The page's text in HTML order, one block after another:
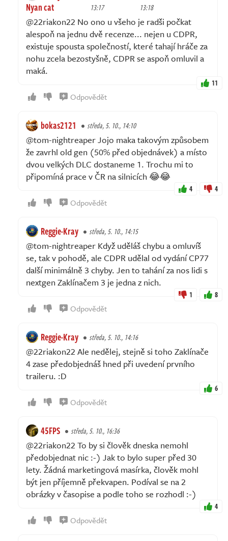
Nyan cat
13:17
13:18
@22riakon22 No ono u všeho je radši počkat
alespoň na jednu dvě recenze... nejen u CDPR,
existuje spousta společností, které tahají hráče za
nohu zcela bezostyšně, CDPR se aspoň omluvil a
maká.
11
Odpovědět
bokas2121 středa, 5. 10., 14:10
@tom-nightreaper Jojo maka takovým způsobem
že zavrhl old gen (50% před objednávek) a místo
dvou velkých DLC dostaneme 1. Trochu mi to
připomíná prace v ČR na silnicích 😂😂
4 4
Odpovědět
Reggie-Kray středa, 5. 10., 14:15
@tom-nightreaper Když uděláš chybu a omluvíš
se, tak v pohodě, ale CDPR udělal od vydání CP77
další minimálně 3 chyby. Jen to tahání za nos lidi s
nextgen Zaklínačem 3 je jedna z nich.
1 8
Odpovědět
Reggie-Kray středa, 5. 10., 14:16
@22riakon22 Ale nedělej, stejně si toho Zaklínače
4 zase předobjednáš hned při uvedení prvního
traileru. :D
6
Odpovědět
45FPS středa, 5. 10., 16:36
@22riakon22 To by si člověk dneska nemohl
předobjednat nic :-) Jak to bylo super před 30
lety. Žádná marketingová masírka, člověk mohl
být jen příjemně překvapen. Podíval se na 2
obrázky v časopise a podle toho se rozhodl :-)
4
Odpovědět